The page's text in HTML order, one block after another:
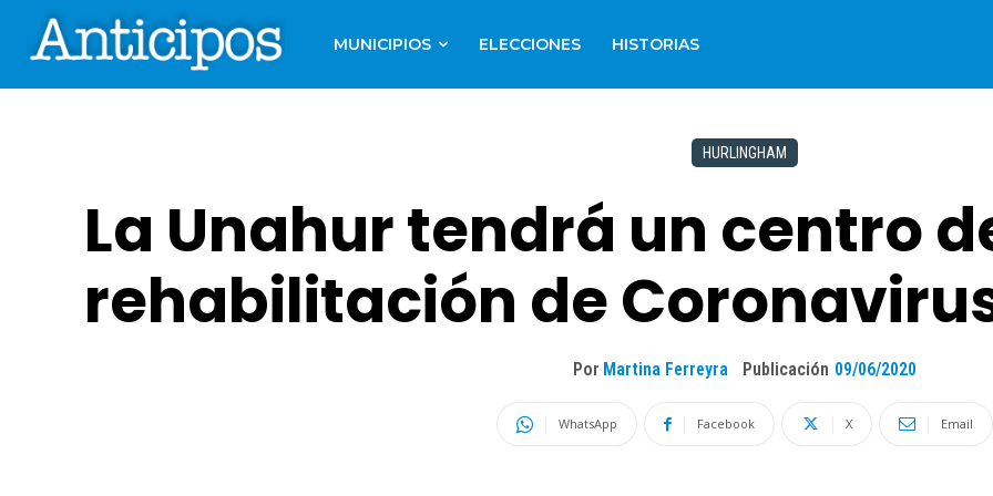
MUNICIPIOS ELECCIONES HISTORIAS
HURLINGHAM
La Unahur tendrá un centro
rehabilitación de
Por Martina Ferreyra Publicación 09/06/2020
WhatsApp Facebook X Email